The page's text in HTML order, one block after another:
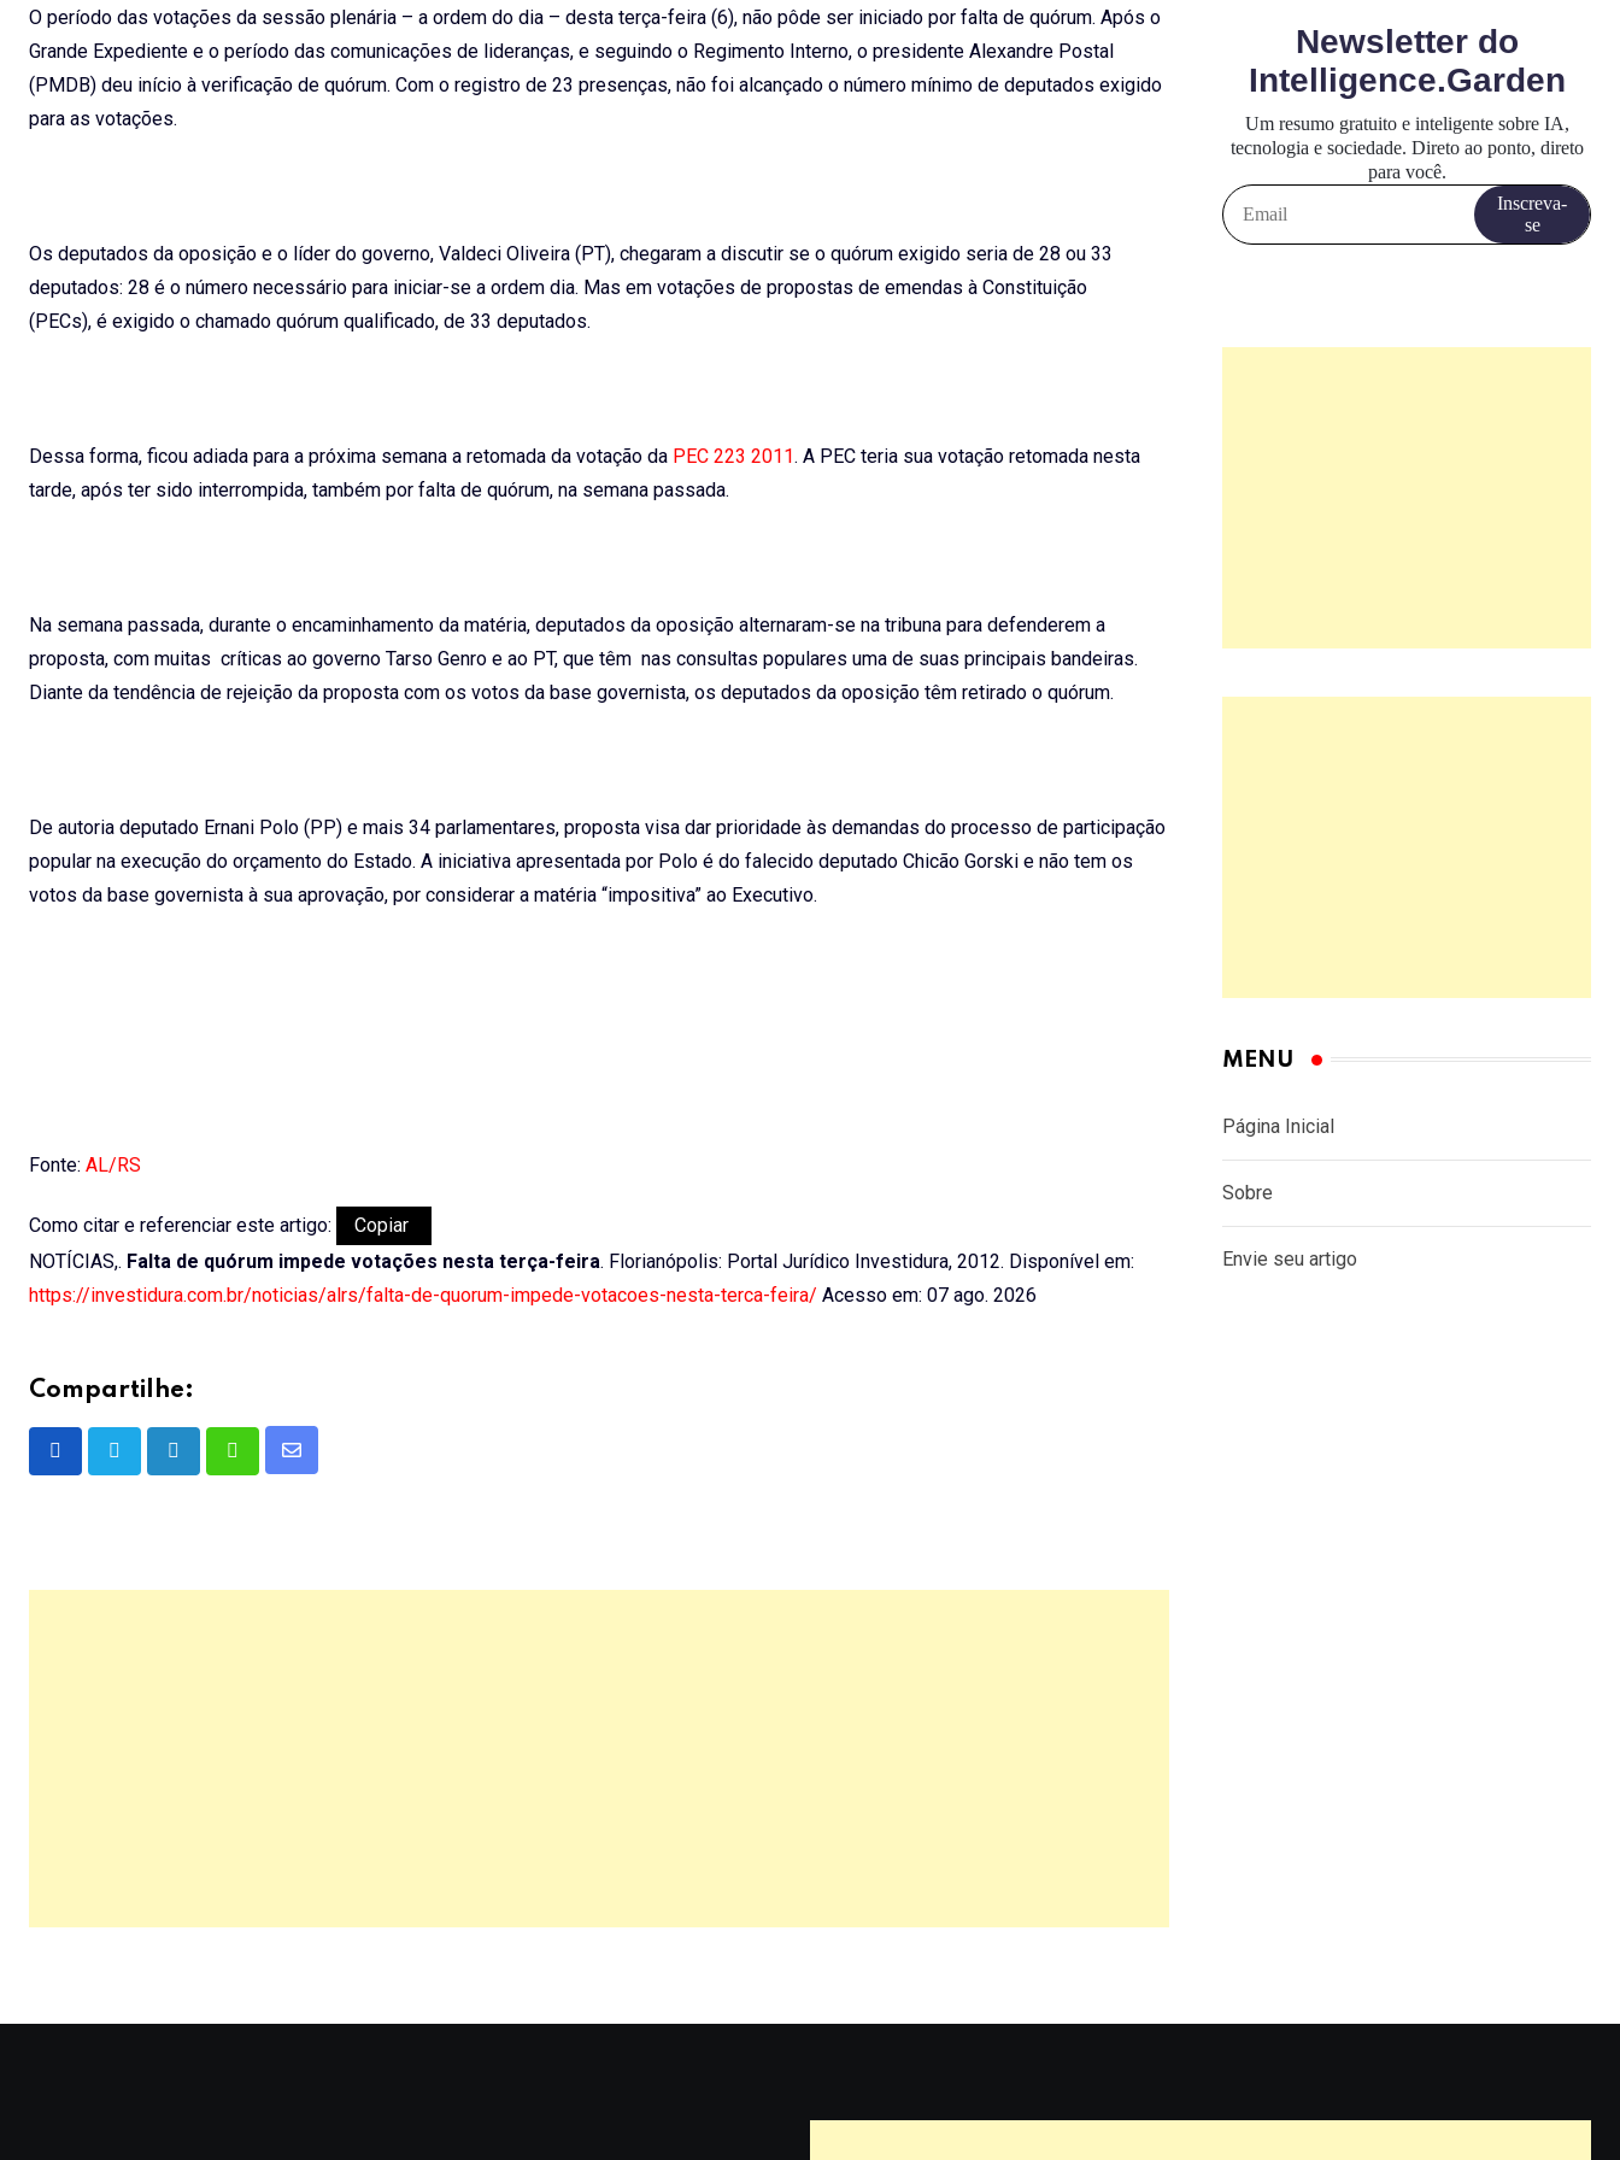
O período das votações da sessão plenária – a ordem do dia – desta terça-feira (6), não pôde ser iniciado por falta de quórum. Após o
Grande Expediente e o período das comunicações de lideranças, e seguindo o Regimento Interno, o presidente Alexandre Postal
(PMDB) deu início à verificação de quórum. Com o registro de 23 presenças, não foi alcançado o número mínimo de deputados exigido
para as votações.
Os deputados da oposição e o líder do governo, Valdeci Oliveira (PT), chegaram a discutir se o quórum exigido seria de 28 ou 33
deputados: 28 é o número necessário para iniciar-se a ordem dia. Mas em votações de propostas de emendas à Constituição
(PECs), é exigido o chamado quórum qualificado, de 33 deputados.
Dessa forma, ficou adiada para a próxima semana a retomada da votação da PEC 223 2011. A PEC teria sua votação retomada nesta
tarde, após ter sido interrompida, também por falta de quórum, na semana passada.
Na semana passada, durante o encaminhamento da matéria, deputados da oposição alternaram-se na tribuna para defenderem a
proposta, com muitas críticas ao governo Tarso Genro e ao PT, que têm nas consultas populares uma de suas principais bandeiras.
Diante da tendência de rejeição da proposta com os votos da base governista, os deputados da oposição têm retirado o quórum.
De autoria deputado Ernani Polo (PP) e mais 34 parlamentares, proposta visa dar prioridade às demandas do processo de participação
popular na execução do orçamento do Estado. A iniciativa apresentada por Polo é do falecido deputado Chicão Gorski e não tem os
votos da base governista à sua aprovação, por considerar a matéria “impositiva” ao Executivo.
Fonte: AL/RS
Como citar e referenciar este artigo:
Copiar
NOTÍCIAS,. Falta de quórum impede votações nesta terça-feira. Florianópolis: Portal Jurídico Investidura, 2012. Disponível em:
https://investidura.com.br/noticias/alrs/falta-de-quorum-impede-votacoes-nesta-terca-feira/ Acesso em: 07 ago. 2026
Compartilhe:
LinkedInWhatsappShare
MENU
Página Inicial
Sobre
Envie seu artigo